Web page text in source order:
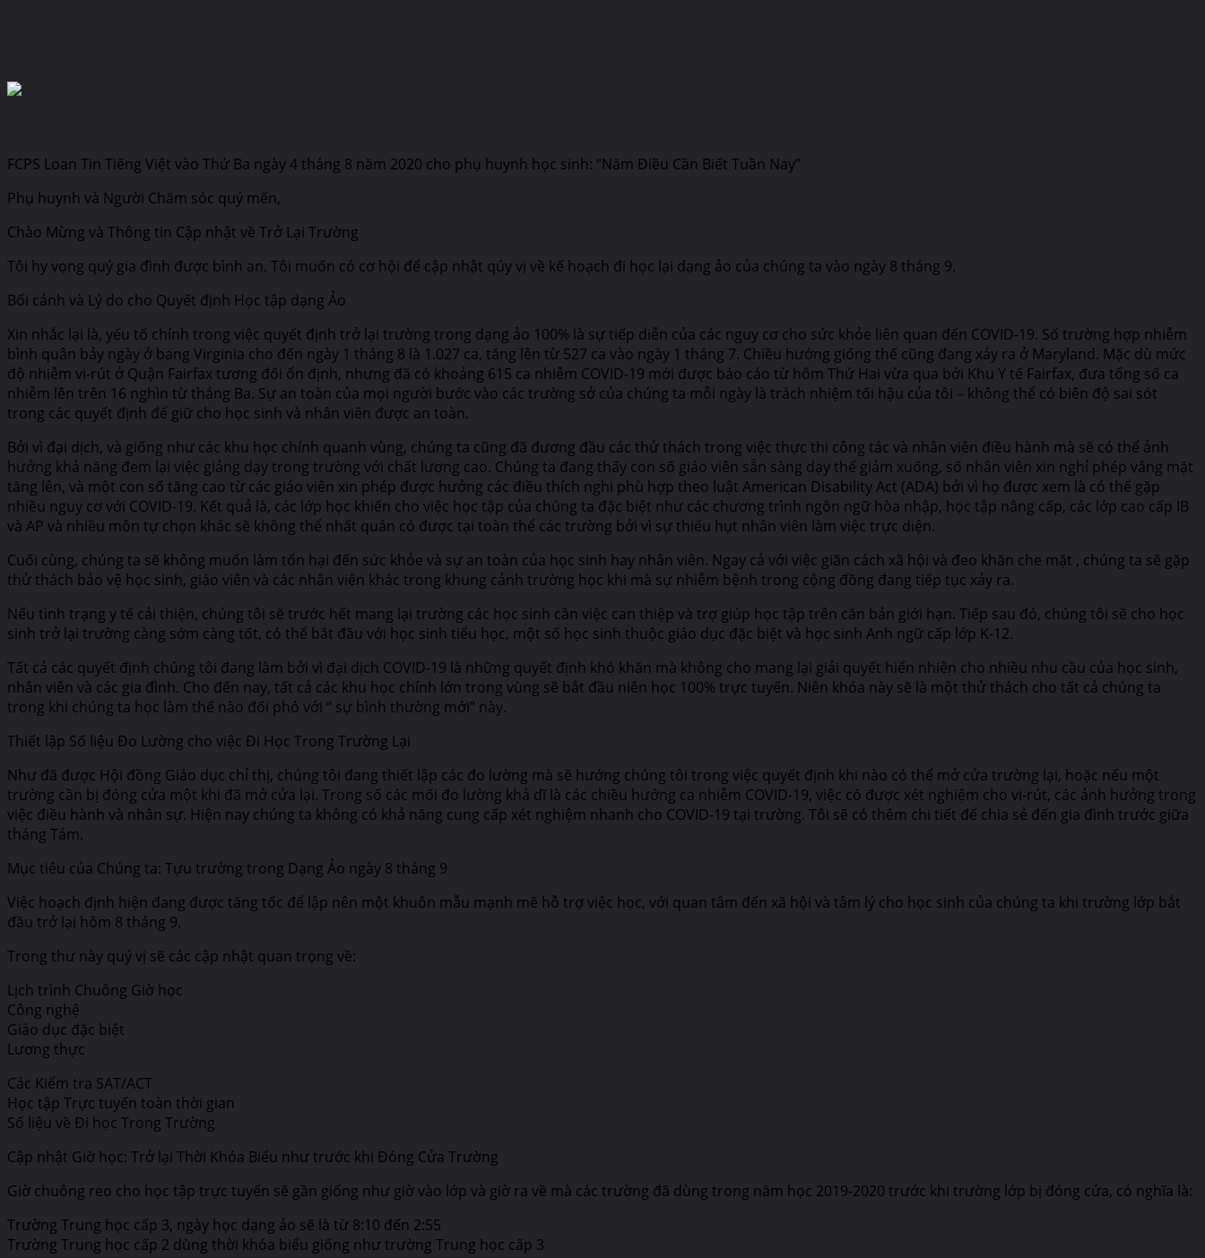
FCPS Loan Tin Tiếng Việt vào Thứ Ba ngày 4 tháng 8 năm 2020 cho phụ huynh học sinh: “Năm Điều Cần Biết Tuần Nay”
Phụ huynh và Người Chăm sóc quý mến,
Chào Mừng và Thông tin Cập nhật về Trở Lại Trường
Tôi hy vọng quý gia đình được bình an. Tôi muốn có cơ hội để cập nhật qúy vị về kế hoạch đi học lại dạng ảo của chúng ta vào ngày 8 tháng 9.
Bối cảnh và Lý do cho Quyết định Học tập dạng Ảo
Xin nhắc lại là, yếu tố chính trong việc quyết định trở lại trường trong dạng ảo 100% là sự tiếp diễn của các nguy cơ cho sức khỏe liên quan đến COVID-19. Số trường hợp nhiễm
bình quân bảy ngày ở bang Virginia cho đến ngày 1 tháng 8 là 1.027 ca, tăng lên từ 527 ca vào ngày 1 tháng 7. Chiều hướng giống thế cũng đang xảy ra ở Maryland. Mặc dù mức
độ nhiễm vi-rút ở Quận Fairfax tương đối ổn định, nhưng đã có khoảng 615 ca nhiễm COVID-19 mới được báo cáo từ hôm Thứ Hai vừa qua bởi Khu Y tế Fairfax, đưa tổng số ca
nhiễm lên trên 16 nghìn từ tháng Ba. Sự an toàn của mọi người bước vào các trường sở của chúng ta mỗi ngày là trách nhiệm tối hậu của tôi – không thể có biên độ sai sót
trong các quyết định để giữ cho học sinh và nhân viên được an toàn.
Bởi vì đại dịch, và giống như các khu học chính quanh vùng, chúng ta cũng đã đương đầu các thử thách trong việc thực thi công tác và nhân viên điều hành mà sẽ có thể ảnh
hưởng khả năng đem lại việc giảng dạy trong trường với chất lượng cao. Chúng ta đang thấy con số giáo viên sẵn sàng dạy thế giảm xuống, số nhân viên xin nghỉ phép vắng mặt
tăng lên, và một con số tăng cao từ các giáo viên xin phép được hưởng các điều thích nghi phù hợp theo luật American Disability Act (ADA) bởi vì họ được xem là có thể gặp
nhiều nguy cơ với COVID-19. Kết quả là, các lớp học khiến cho việc học tập của chúng ta đặc biệt như các chương trình ngôn ngữ hòa nhập, học tập nâng cấp, các lớp cao cấp IB
và AP và nhiều môn tự chọn khác sẽ không thể nhất quán có được tại toàn thể các trường bởi vì sự thiếu hụt nhân viên làm việc trực diện.
Cuối cùng, chúng ta sẽ không muốn làm tổn hại đến sức khỏe và sự an toàn của học sinh hay nhân viên. Ngay cả với việc giãn cách xã hội và đeo khăn che mặt , chúng ta sẽ gặp
thử thách bảo vệ học sinh, giáo viên và các nhân viên khác trong khung cảnh trường học khi mà sự nhiễm bệnh trong cộng đồng đang tiếp tục xảy ra.
Nếu tình trạng y tế cải thiện, chúng tôi sẽ trước hết mang lại trường các học sinh cần việc can thiệp và trợ giúp học tập trên căn bản giới hạn. Tiếp sau đó, chúng tôi sẽ cho học
sinh trở lại trường càng sớm càng tốt, có thể bắt đầu với học sinh tiểu học, một số học sinh thuộc giáo dục đặc biệt và học sinh Anh ngữ cấp lớp K-12.
Tất cả các quyết định chúng tôi đang làm bởi vì đại dịch COVID-19 là những quyết định khó khăn mà không cho mang lại giải quyết hiển nhiên cho nhiều nhu cầu của học sinh,
nhân viên và các gia đình. Cho đến nay, tất cả các khu học chính lớn trong vùng sẽ bắt đầu niên học 100% trực tuyến. Niên khóa này sẽ là một thử thách cho tất cả chúng ta
trong khi chúng ta học làm thế nào đối phó với “ sự bình thường mới” này.
Thiết lập Số liệu Đo Lường cho việc Đi Học Trong Trường Lại
Như đã được Hội đồng Giáo dục chỉ thị, chúng tôi đang thiết lập các đo lường mà sẽ hướng chúng tôi trong việc quyết định khi nào có thể mở cửa trường lại, hoặc nếu một
trường cần bị đóng cửa một khi đã mở cửa lại. Trong số các mối đo lường khả dĩ là các chiều hướng ca nhiễm COVID-19, việc có được xét nghiệm cho vi-rút, các ảnh hưởng trong
việc điều hành và nhân sự. Hiện nay chúng ta không có khả năng cung cấp xét nghiệm nhanh cho COVID-19 tại trường. Tôi sẽ có thêm chi tiết để chia sẻ đến gia đình trước giữa
tháng Tám.
Mục tiêu của Chúng ta: Tựu trường trong Dạng Ảo ngày 8 tháng 9
Việc hoạch định hiện đang được tăng tốc để lập nên một khuôn mẫu mạnh mẽ hỗ trợ việc học, với quan tâm đến xã hội và tâm lý cho học sinh của chúng ta khi trường lớp bắt
đầu trở lại hôm 8 tháng 9.
Trong thư này quý vị sẽ các cập nhật quan trọng về:
Lịch trình Chuông Giờ học
Công nghệ
Giáo dục đặc biệt
Lương thực
Các Kiểm tra SAT/ACT
Học tập Trực tuyến toàn thời gian
Số liệu về Đi học Trong Trường
Cập nhật Giờ học: Trở lại Thời Khóa Biểu như trước khi Đóng Cửa Trường
Giờ chuông reo cho học tập trực tuyến sẽ gần giống như giờ vào lớp và giờ ra về mà các trường đã dùng trong năm học 2019-2020 trước khi trường lớp bị đóng cửa, có nghĩa là:
Trường Trung học cấp 3, ngày học dạng ảo sẽ là từ 8:10 đến 2:55
Trường Trung học cấp 2 dùng thời khóa biểu giống như trường Trung học cấp 3